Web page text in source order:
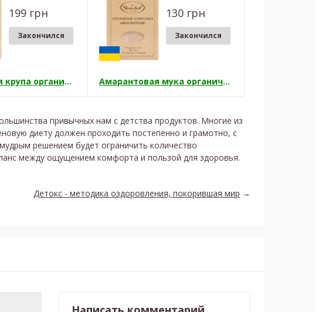
199 грн
Закончился
Амарантовая крупа органическая
130 грн
Закончился
Амарантовая мука органическая
привычных нам с детства продуктов. Многие из
диету должен проходить постепенно и грамотно, с
решением будет ограничить количество
между ощущением комфорта и пользой для здоровья.
Детокс - методика оздоровления, покорившая мир →